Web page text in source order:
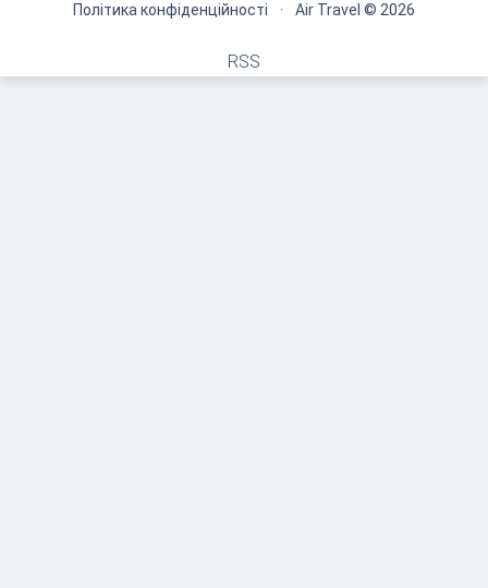
Політика конфіденційності · Air Travel © 2026
RSS